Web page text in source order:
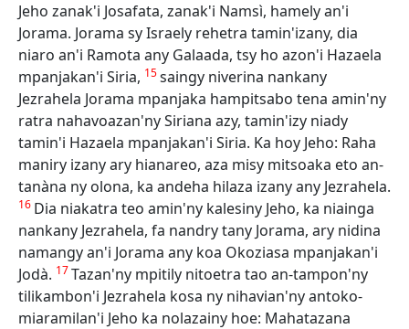
Jeho zanak'i Josafata, zanak'i Namsì, hamely an'i
Jorama. Jorama sy Israely rehetra tamin'izany, dia
niaro an'i Ramota any Galaada, tsy ho azon'i Hazaela
mpanjakan'i Siria, 15saingy niverina nankany
Jezrahela Jorama mpanjaka hampitsabo tena amin'ny
ratra nahavoazan'ny Siriana azy, tamin'izy niady
tamin'i Hazaela mpanjakan'i Siria. Ka hoy Jeho: Raha
maniry izany ary hianareo, aza misy mitsoaka eto an-
tanàna ny olona, ka andeha hilaza izany any Jezrahela.
16 Dia niakatra teo amin'ny kalesiny Jeho, ka niainga
nankany Jezrahela, fa nandry tany Jorama, ary nidina
namangy an'i Jorama any koa Okoziasa mpanjakan'i
Jodà. 17Tazan'ny mpitily nitoetra tao an-tampon'ny
tilikambon'i Jezrahela kosa ny nihavian'ny antoko-
miaramilan'i Jeho ka nolazainy hoe: Mahatazana